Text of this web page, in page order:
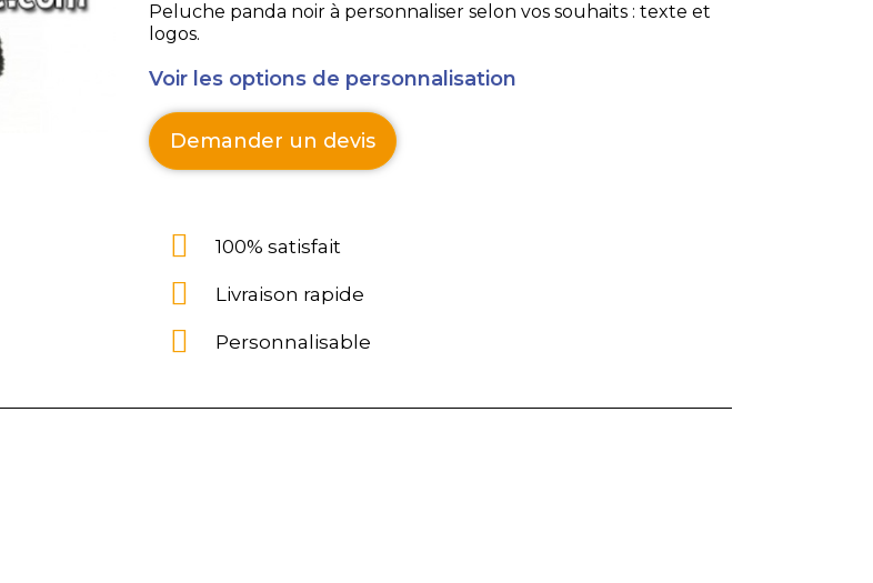
Peluche panda noir à personnaliser selon vos souhaits : texte et
logos.
Voir les options de personnalisation
Demander un devis
100% satisfait
Livraison rapide
Personnalisable